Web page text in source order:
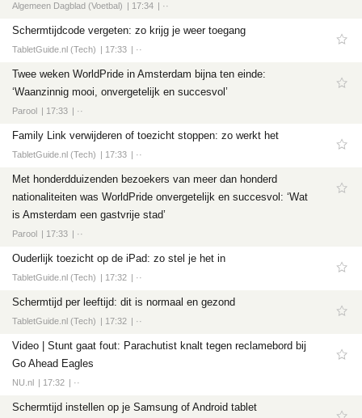
Algemeen Dagblad (Voetbal) 17:34 ··
Schermtijdcode vergeten: zo krijg je weer toegang
TabletGuide.nl (Tech) 17:33 ··
Twee weken WorldPride in Amsterdam bijna ten einde:
‘Waanzinnig mooi, onvergetelijk en succesvol’
Parool 17:33 ··
Family Link verwijderen of toezicht stoppen: zo werkt het
TabletGuide.nl (Tech) 17:33 ··
Met honderdduizenden bezoekers van meer dan honderd
nationaliteiten was WorldPride onvergetelijk en succesvol: ‘Wat
is Amsterdam een gastvrije stad’
Parool 17:33 ··
Ouderlijk toezicht op de iPad: zo stel je het in
TabletGuide.nl (Tech) 17:32 ··
Schermtijd per leeftijd: dit is normaal en gezond
TabletGuide.nl (Tech) 17:32 ··
Video | Stunt gaat fout: Parachutist knalt tegen reclamebord bij
Go Ahead Eagles
NU.nl 17:32 ··
Schermtijd instellen op je Samsung of Android tablet